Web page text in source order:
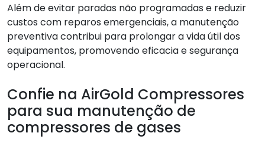
Além de evitar paradas não programadas e reduzir
custos com reparos emergenciais, a manutenção
preventiva contribui para prolongar a vida útil dos
equipamentos, promovendo eficacia e segurança
operacional.
Confie na AirGold Compressores
para sua manutenção de
compressores de gases